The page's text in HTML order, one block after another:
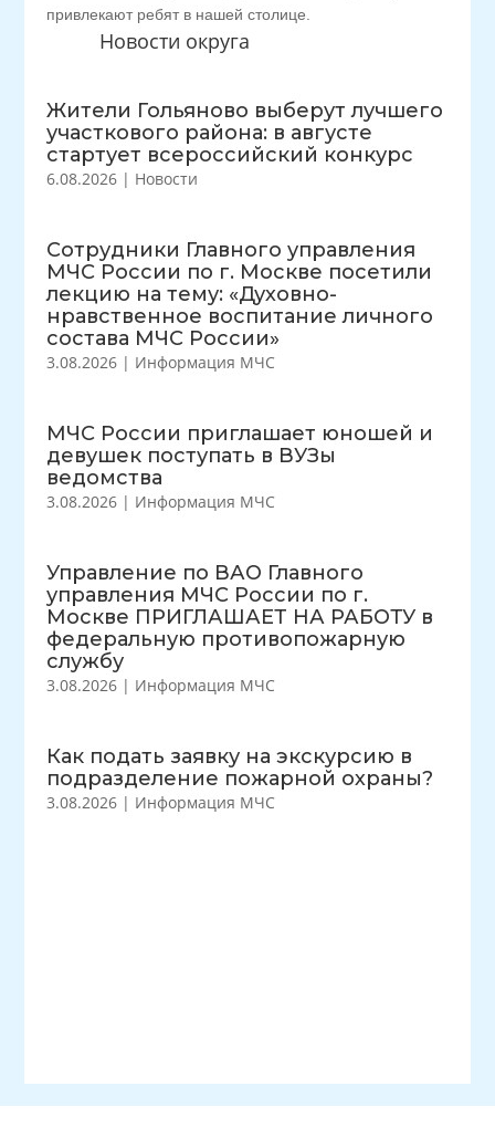
Новости округа
Жители Гольяново выберут лучшего
участкового района: в августе
стартует всероссийский конкурс
6.08.2026 | Новости
Сотрудники Главного управления
МЧС России по г. Москве посетили
лекцию на тему: «Духовно-
нравственное воспитание личного
состава МЧС России»
3.08.2026 | Информация МЧС
МЧС России приглашает юношей и
девушек поступать в ВУЗы
ведомства
3.08.2026 | Информация МЧС
Управление по ВАО Главного
управления МЧС России по г.
Москве ПРИГЛАШАЕТ НА РАБОТУ в
федеральную противопожарную
службу
3.08.2026 | Информация МЧС
Как подать заявку на экскурсию в
подразделение пожарной охраны?
3.08.2026 | Информация МЧС
привлекают ребят в нашей столице.